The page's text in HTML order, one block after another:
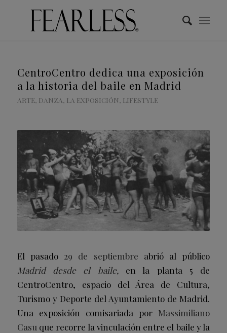
CentroCentro dedica una exposición
a la historia del baile en Madrid
ARTE, DANZA, LA EXPOSICIÓN, LIFESTYLE
El pasado 29 de septiembre abrió al público
Madrid desde el baile, en la planta 5 de
CentroCentro, espacio del Área de Cultura,
Turismo y Deporte del Ayuntamiento de Madrid.
Una exposición comisariada por Massimiliano
Casu que recorre la vinculación entre el baile y la